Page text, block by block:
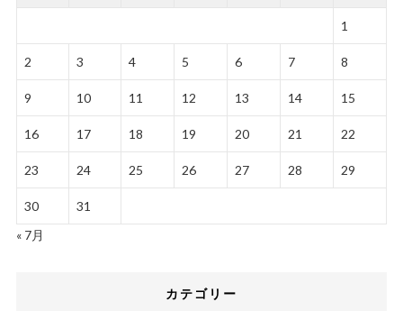
1
2 3 4 5 6 7 8
9 10 11 12 13 14 15
16 17 18 19 20 21 22
23 24 25 26 27 28 29
30
31
« 7月
カテゴリー